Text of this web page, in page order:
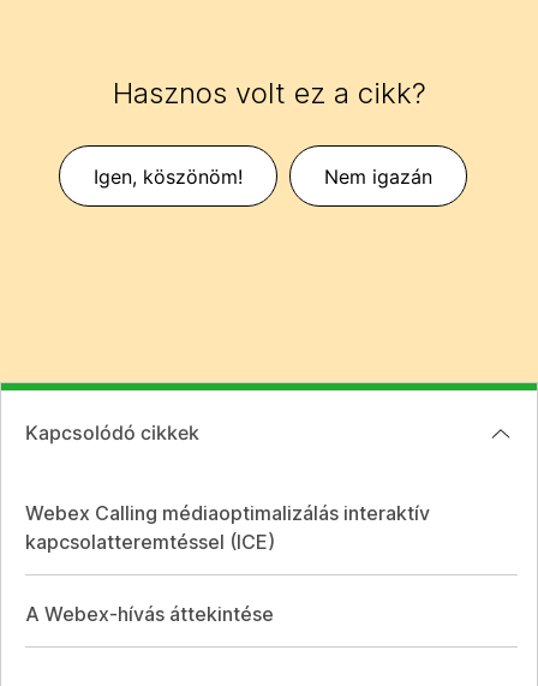
Hasznos volt ez a cikk?
Igen, köszönöm! Nem igazán
Kapcsolódó cikkek
Webex Calling médiaoptimalizálás interaktív
kapcsolatteremtéssel (ICE)
A Webex-hívás áttekintése